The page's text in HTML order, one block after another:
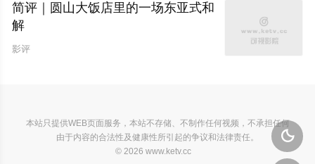
简评｜圆山大饭店里的一场东亚式和
解
影评

本站只提供WEB页面服务，本站不存储、不制作任何视频，不承担任何
由于内容的合法性及健康性所引起的争议和法律责任。
© 2026 www.ketv.cc